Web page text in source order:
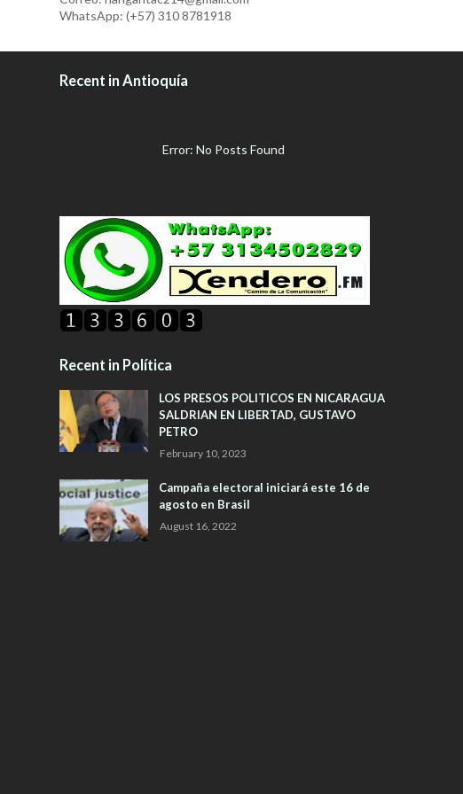
WhatsApp: (+57) 310 8781918
Recent in Antioquía
Error: No Posts Found
Recent in Política
LOS PRESOS POLITICOS EN NICARAGUA
SALDRIAN EN LIBERTAD, GUSTAVO
PETRO
February 10, 2023
Campaña electoral iniciará este 16 de
agosto en Brasil
August 16, 2022